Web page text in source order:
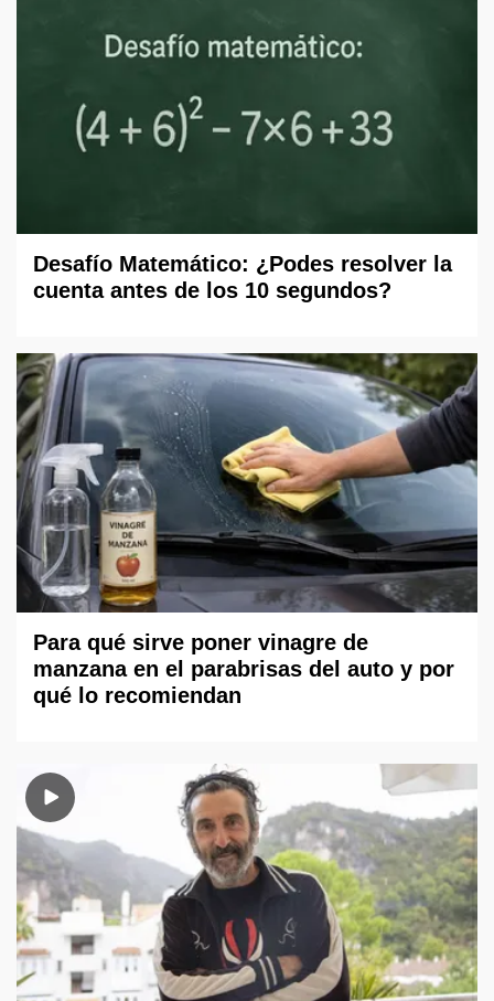
Desafío Matemático: ¿Podes resolver la
cuenta antes de los 10 segundos?
Para qué sirve poner vinagre de
manzana en el parabrisas del auto y por
qué lo recomiendan